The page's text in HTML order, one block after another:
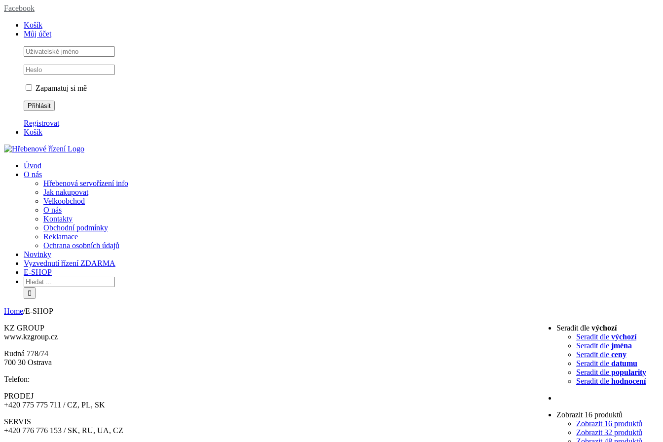
Facebook
Košík
Můj účet
Zapamatuj si mě
Registrovat
Košík
Úvod
O nás
Hřebenová servořízení info
Jak nakupovat
Velkoobchod
O nás
Kontakty
Obchodní podmínky
Reklamace
Ochrana osobních údajů
Novinky
Vyzvednutí řízení ZDARMA
E-SHOP
Home/E-SHOP
Seradit dle výchozí
Seradit dle výchozí
Seradit dle jména
Seradit dle ceny
Seradit dle datumu
Seradit dle popularity
Seradit dle hodnocení
Zobrazit 16 produktů
Zobrazit 16 produktů
Zobrazit 32 produktů
KZ GROUP
www.kzgroup.cz
Rudná 778/74
700 30 Ostrava
Telefon:
PRODEJ
+420 775 775 711 / CZ, PL, SK
SERVIS
+420 776 776 153 / SK, RU, UA, CZ